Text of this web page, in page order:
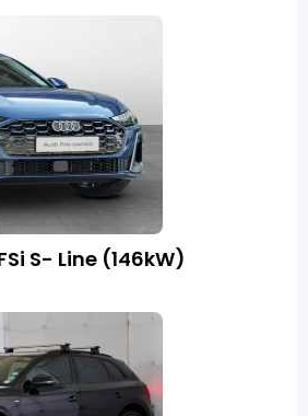
S- Line (146kW)